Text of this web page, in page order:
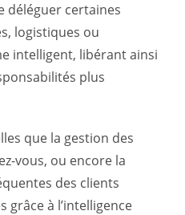
déléguer certaines
logistiques ou
intelligent, libérant ainsi
plus
que la gestion des
vous, ou encore la
des clients
grâce à l’intelligence